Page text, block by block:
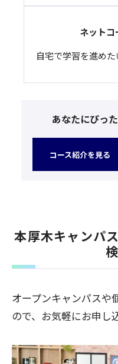
ネット
自宅で学習を進めた
あなたにぴっ
コース紹介を見る
本厚木キャンパ
オープンキャンパスや
ので、お気軽にお申し